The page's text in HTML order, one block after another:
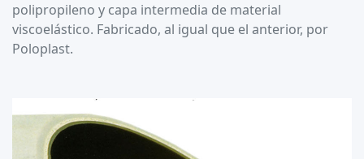
polipropileno y capa intermedia de material
viscoelástico. Fabricado, al igual que el anterior, por
Poloplast.